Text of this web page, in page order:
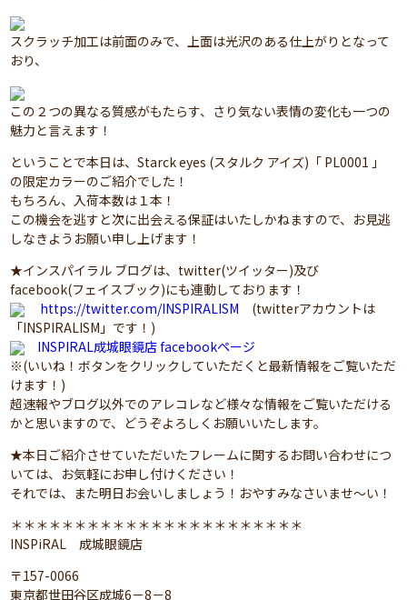
スクラッチ加工は前面のみで、上面は光沢のある仕上がりとなって
おり、
この２つの異なる質感がもたらす、さり気ない表情の変化も一つの
魅力と言えます！
ということで本日は、Starck eyes (スタルク アイズ)「 PL0001 」
の限定カラーのご紹介でした！
もちろん、入荷本数は１本！
この機会を逃すと次に出会える保証はいたしかねますので、お見逃
しなきようお願い申し上げます！
★インスパイラル ブログは、twitter(ツイッター)及び
facebook(フェイスブック)にも連動しております！
https://twitter.com/INSPIRALISM (twitterアカウントは
「INSPIRALISM」です！)
INSPIRAL成城眼鏡店 facebookページ
※(いいね！ボタンをクリックしていただくと最新情報をご覧いただ
けます！)
超速報やブログ以外でのアレコレなど様々な情報をご覧いただける
かと思いますので、どうぞよろしくお願いいたします。
★本日ご紹介させていただいたフレームに関するお問い合わせにつ
いては、お気軽にお申し付けください！
それでは、また明日お会いしましょう！おやすみなさいませ～い！
＊＊＊＊＊＊＊＊＊＊＊＊＊＊＊＊＊＊＊＊＊＊＊
INSPiRAL 成城眼鏡店
〒157-0066
東京都世田谷区成城6－8－8